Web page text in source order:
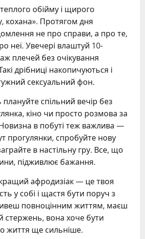
обійму і щирого
кохана». Протягом дня
не про справи, а про те,
неї. Увечері влаштуй 10-
плечей без очікування
дрібниці накопичуються і
сексуальний фон.
спільний вечір без
кіно чи просто розмова за
в побуті теж важлива —
прогулянки, спробуйте нову
в настільну гру. Все, що
підживлює бажання.
афродизіак — це твоя
у собі і щастя бути поруч з
повноцінним життям, маєш
стержень, вона хоче бути
життя ще сильніше.